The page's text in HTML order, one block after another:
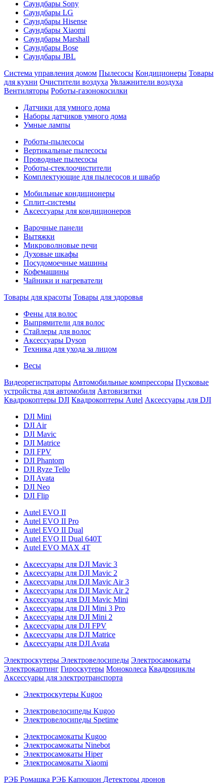
Саундбары Sony
Саундбары LG
Саундбары Hisense
Саундбары Xiaomi
Саундбары Marshall
Саундбары Bose
Саундбары JBL
Система управления домом Пылесосы Кондиционеры Товары
для кухни Очистители воздуха Увлажнители воздуха
Вентиляторы Роботы-газонокосилки
Датчики для умного дома
Наборы датчиков умного дома
Умные лампы
Роботы-пылесосы
Вертикальные пылесосы
Проводные пылесосы
Роботы-стеклоочистители
Комплектующие для пылесосов и швабр
Мобильные кондиционеры
Сплит-системы
Аксессуары для кондиционеров
Варочные панели
Вытяжки
Микроволновые печи
Духовые шкафы
Посудомоечные машины
Кофемашины
Чайники и нагреватели
Товары для красоты Товары для здоровья
Фены для волос
Выпрямители для волос
Стайлеры для волос
Аксессуары Dyson
Техника для ухода за лицом
Весы
Видеорегистраторы Автомобильные компрессоры Пусковые
устройства для автомобиля Автовизитки
Квадрокоптеры DJI Квадрокоптеры Autel Аксессуары для DJI
DJI Mini
DJI Air
DJI Mavic
DJI Matrice
DJI FPV
DJI Phantom
DJI Ryze Tello
DJI Avata
DJI Neo
DJI Flip
Autel EVO II
Autel EVO II Pro
Autel EVO II Dual
Autel EVO II Dual 640T
Autel EVO MAX 4T
Аксессуары для DJI Mavic 3
Аксессуары для DJI Mavic 2
Аксессуары для DJI Mavic Air 3
Аксессуары для DJI Mavic Air 2
Аксессуары для DJI Mavic Mini
Аксессуары для DJI Mini 3 Pro
Аксессуары для DJI Mini 2
Аксессуары для DJI FPV
Аксессуары для DJI Matrice
Аксессуары для DJI Avata
Электроскутеры Электровелосипеды Электросамокаты
Электрокартинг Гироскутеры Моноколеса Квадроциклы
Аксессуары для электротранспорта
Электроскутеры Kugoo
Электровелосипеды Kugoo
Электровелосипеды Spetime
Электросамокаты Kugoo
Электросамокаты Ninebot
Электросамокаты Hiper
Электросамокаты Xiaomi
РЭБ Ромашка РЭБ Капюшон Детекторы дронов